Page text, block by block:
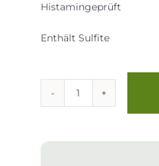
Histamingeprüft
Enthält Sulfite
Rosato